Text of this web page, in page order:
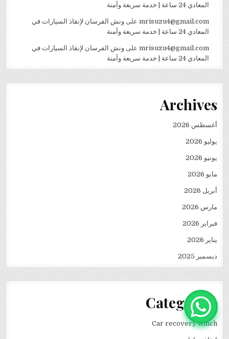
المعادي 24 ساعة | خدمة سريعة وآمنة
mrisuzu4@gmail.comعلى ونش الفرسان لإنقاذ السيارات في
المعادي 24 ساعة | خدمة سريعة وآمنة
mrisuzu4@gmail.comعلى ونش الفرسان لإنقاذ السيارات في
المعادي 24 ساعة | خدمة سريعة وآمنة
Archives
أغسطس 2026
يوليو 2026
يونيو 2026
مايو 2026
أبريل 2026
مارس 2026
فبراير 2026
يناير 2026
ديسمبر 2025
Categories
Car recovery winch